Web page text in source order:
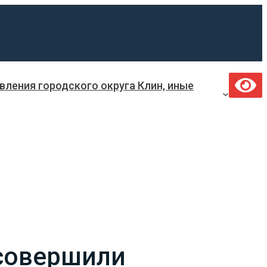
городского округа Клин, иные